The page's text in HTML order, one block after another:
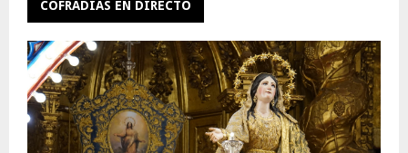
COFRADÍAS EN DIRECTO